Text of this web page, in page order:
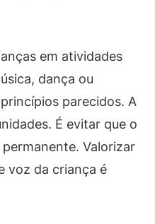
em atividades
dança ou
parecidos. A
É evitar que o
Valorizar
voz da criança é